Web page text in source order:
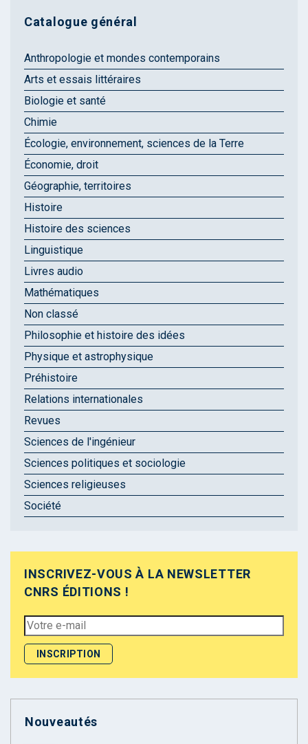
Catalogue général
Anthropologie et mondes contemporains
Arts et essais littéraires
Biologie et santé
Chimie
Écologie, environnement, sciences de la Terre
Économie, droit
Géographie, territoires
Histoire
Histoire des sciences
Linguistique
Livres audio
Mathématiques
Non classé
Philosophie et histoire des idées
Physique et astrophysique
Préhistoire
Relations internationales
Revues
Sciences de l'ingénieur
Sciences politiques et sociologie
Sciences religieuses
Société
INSCRIVEZ-VOUS À LA NEWSLETTER
CNRS ÉDITIONS !
Nouveautés